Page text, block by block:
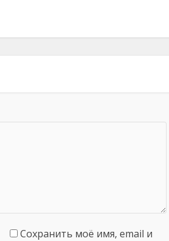
Сохранить моё имя, email и